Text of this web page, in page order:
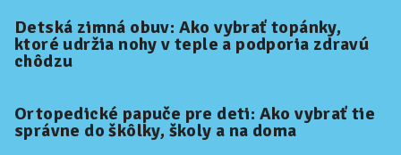
Detská zimná obuv: Ako vybrať topánky,
ktoré udržia nohy v teple a podporia zdravú
chôdzu
Ortopedické papuče pre deti: Ako vybrať tie
správne do škôlky, školy a na doma